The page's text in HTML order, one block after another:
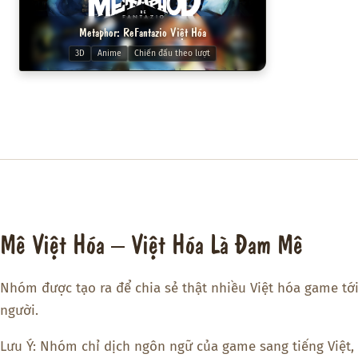
Metaphor: ReFantazio Việt Hóa
3D Anime Chiến đấu theo lượt
Mê Việt Hóa – Việt Hóa Là Đam Mê
Nhóm được tạo ra để chia sẻ thật nhiều Việt hóa game
người.
Lưu Ý: Nhóm chỉ dịch ngôn ngữ của game sang tiếng